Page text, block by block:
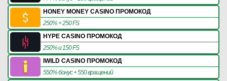
HONEY MONEY CASINO ПРОМОКОД
250% + 250 FS
HYPE CASINO ПРОМОКОД
250% и 150 FS
IWILD CASINO ПРОМОКОД
550% бонус + 550 вращений